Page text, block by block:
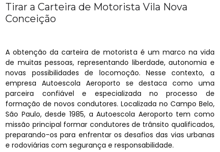
Tirar a Carteira de Motorista Vila Nova
Conceição
A obtenção da carteira de motorista é um marco na vida
de muitas pessoas, representando liberdade, autonomia e
novas possibilidades de locomoção. Nesse contexto, a
empresa Autoescola Aeroporto se destaca como uma
parceira confiável e especializada no processo de
formação de novos condutores. Localizada no Campo Belo,
São Paulo, desde 1985, a Autoescola Aeroporto tem como
missão principal formar condutores de trânsito qualificados,
preparando-os para enfrentar os desafios das vias urbanas
e rodoviárias com segurança e responsabilidade.